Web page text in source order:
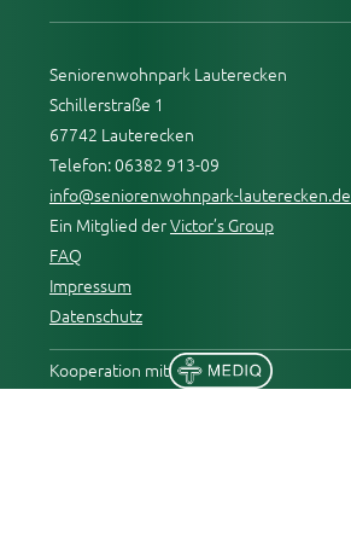
Seniorenwohnpark Lauterecken
Schillerstraße 1
67742 Lauterecken
Telefon: 06382 913-09
info@seniorenwohnpark-lauterecken.de
Ein Mitglied derVictor’s Group
FAQ
Impressum
Datenschutz
Kooperation mit